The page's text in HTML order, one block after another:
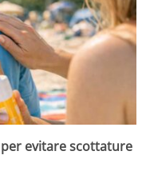
evitare scottature